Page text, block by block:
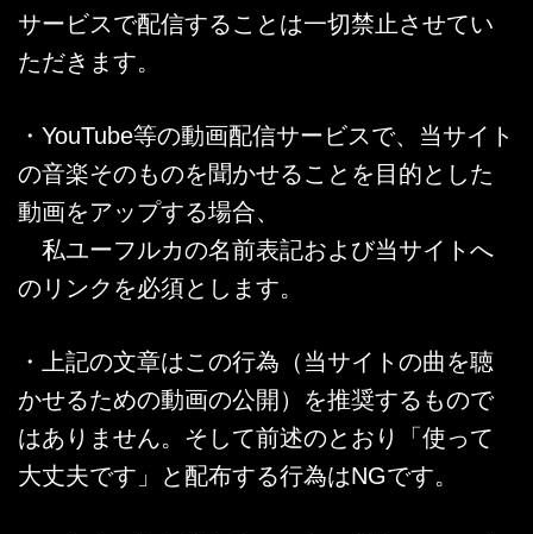
サービスで配信することは一切禁止させてい
ただきます。
・YouTube等の動画配信サービスで、当サイト
の音楽そのものを聞かせることを目的とした
動画をアップする場合、
私ユーフルカの名前表記および当サイトへ
のリンクを必須とします。
・上記の文章はこの行為（当サイトの曲を聴
かせるための動画の公開）を推奨するもので
はありません。そして前述のとおり「使って
大丈夫です」と配布する行為はNGです。